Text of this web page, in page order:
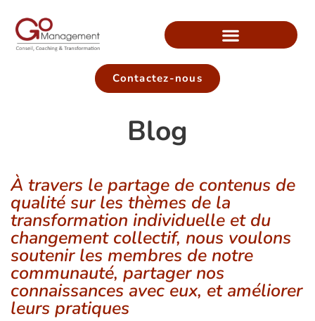
Contactez-nous
Blog
À travers le partage de contenus de
qualité sur les thèmes de la
transformation individuelle et du
changement collectif, nous voulons
soutenir les membres de notre
communauté, partager nos
connaissances avec eux, et améliorer
leurs pratiques